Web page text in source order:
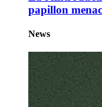
papillon
News